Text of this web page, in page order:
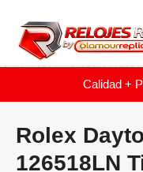
Calidad +
Rolex
126518LN